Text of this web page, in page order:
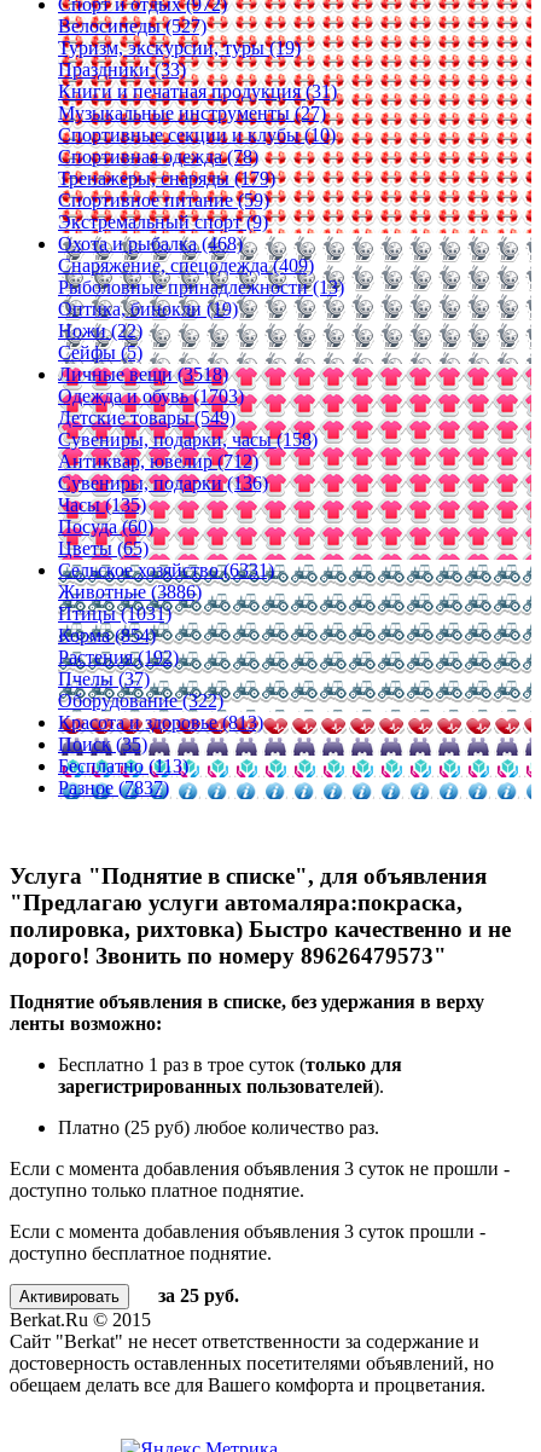
Спорт и отдых (972)
Велосипеды (527)
Туризм, экскурсии, туры (19)
Праздники (33)
Книги и печатная продукция (31)
Музыкальные инструменты (27)
Спортивные секции и клубы (10)
Спортивная одежда (78)
Тренажеры, снаряды (179)
Спортивное питание (59)
Экстремальный спорт (9)
Охота и рыбалка (468)
Снаряжение, спецодежда (409)
Рыболовные принадлежности (13)
Оптика, бинокли (19)
Ножи (22)
Сейфы (5)
Личные вещи (3518)
Одежда и обувь (1703)
Детские товары (549)
Сувениры, подарки, часы (158)
Антиквар, ювелир (712)
Сувениры, подарки (136)
Часы (135)
Посуда (60)
Цветы (65)
Сельское хозяйство (6331)
Животные (3886)
Птицы (1031)
Корма (854)
Растения (192)
Пчелы (37)
Оборудование (322)
Красота и здоровье (813)
Поиск (35)
Бесплатно (113)
Разное (7837)
Услуга "Поднятие в списке", для объявления
"Предлагаю услуги автомаляра:покраска,
полировка, рихтовка) Быстро качественно и не
дорого! Звонить по номеру 89626479573"
Поднятие объявления в списке, без удержания в верху
ленты возможно:
Бесплатно 1 раз в трое суток (только для
зарегистрированных пользователей).
Платно (25 руб) любое количество раз.
Если с момента добавления объявления 3 суток не прошли -
доступно только платное поднятие.
Если с момента добавления объявления 3 суток прошли -
доступно бесплатное поднятие.
за 25 руб.
Berkat.Ru © 2015
Сайт "Berkat" не несет ответственности за содержание и
достоверность оставленных посетителями объявлений, но
обещаем делать все для Вашего комфорта и процветания.